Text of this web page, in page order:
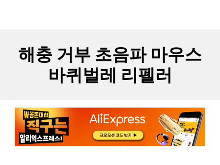
해충 거부 초음파 마우스
바퀴벌레 리펠러